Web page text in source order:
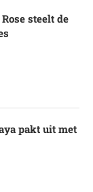
steelt de
pakt uit met